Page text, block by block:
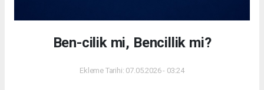
Ben-cilik mi, Bencillik mi?
Ekleme Tarihi: 07.05.2026 - 03:24